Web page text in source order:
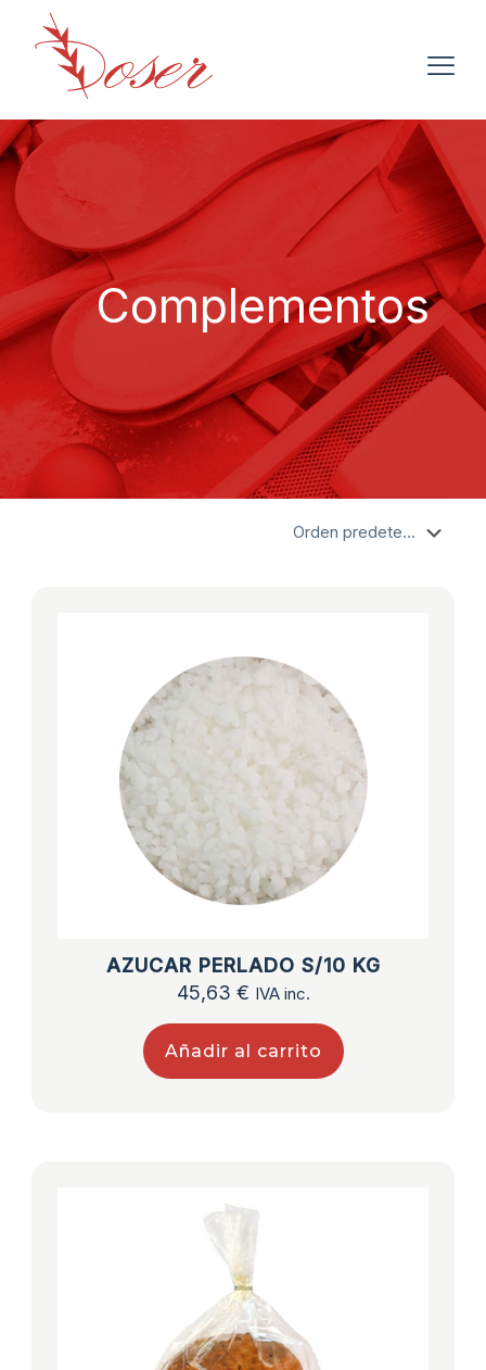
Complementos
AZUCAR PERLADO S/10 KG
45,63 € IVA inc.
Añadir al carrito